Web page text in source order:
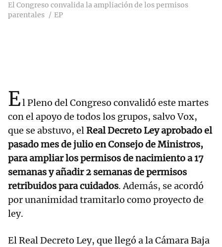
El Congreso convalida la ampliación de los permisos
parentales
EP
El Pleno del Congreso convalidó este martes
con el apoyo de todos los grupos, salvo Vox,
que se abstuvo, elReal Decreto Ley aprobado el
pasado mes de julio en Consejo de Ministros,
para ampliar los permisos de nacimiento a 17
semanas y añadir 2 semanas de permisos
retribuidos para cuidados. Además, se acordó
por unanimidad tramitarlo como proyecto de
ley.
El Real Decreto Ley, que llegó a la Cámara Baja